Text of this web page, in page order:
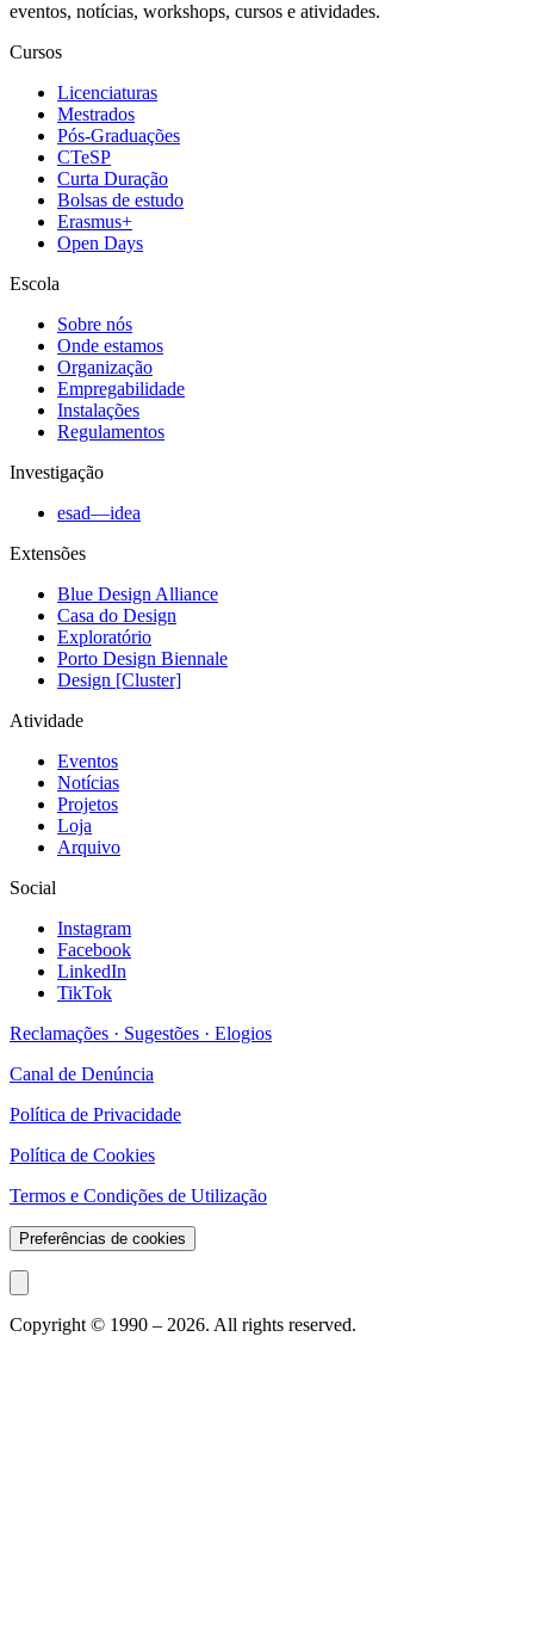
eventos, notícias, workshops, cursos e atividades.
Cursos
Licenciaturas
Mestrados
Pós-Graduações
CTeSP
Curta Duração
Bolsas de estudo
Erasmus+
Open Days
Escola
Sobre nós
Onde estamos
Organização
Empregabilidade
Instalações
Regulamentos
Investigação
esad—idea
Extensões
Blue Design Alliance
Casa do Design
Exploratório
Porto Design Biennale
Design [Cluster]
Atividade
Eventos
Notícias
Projetos
Loja
Arquivo
Social
Instagram
Facebook
LinkedIn
TikTok
Reclamações · Sugestões · Elogios
Canal de Denúncia
Política de Privacidade
Política de Cookies
Termos e Condições de Utilização
Preferências de cookies
Copyright © 1990 – 2026. All rights reserved.